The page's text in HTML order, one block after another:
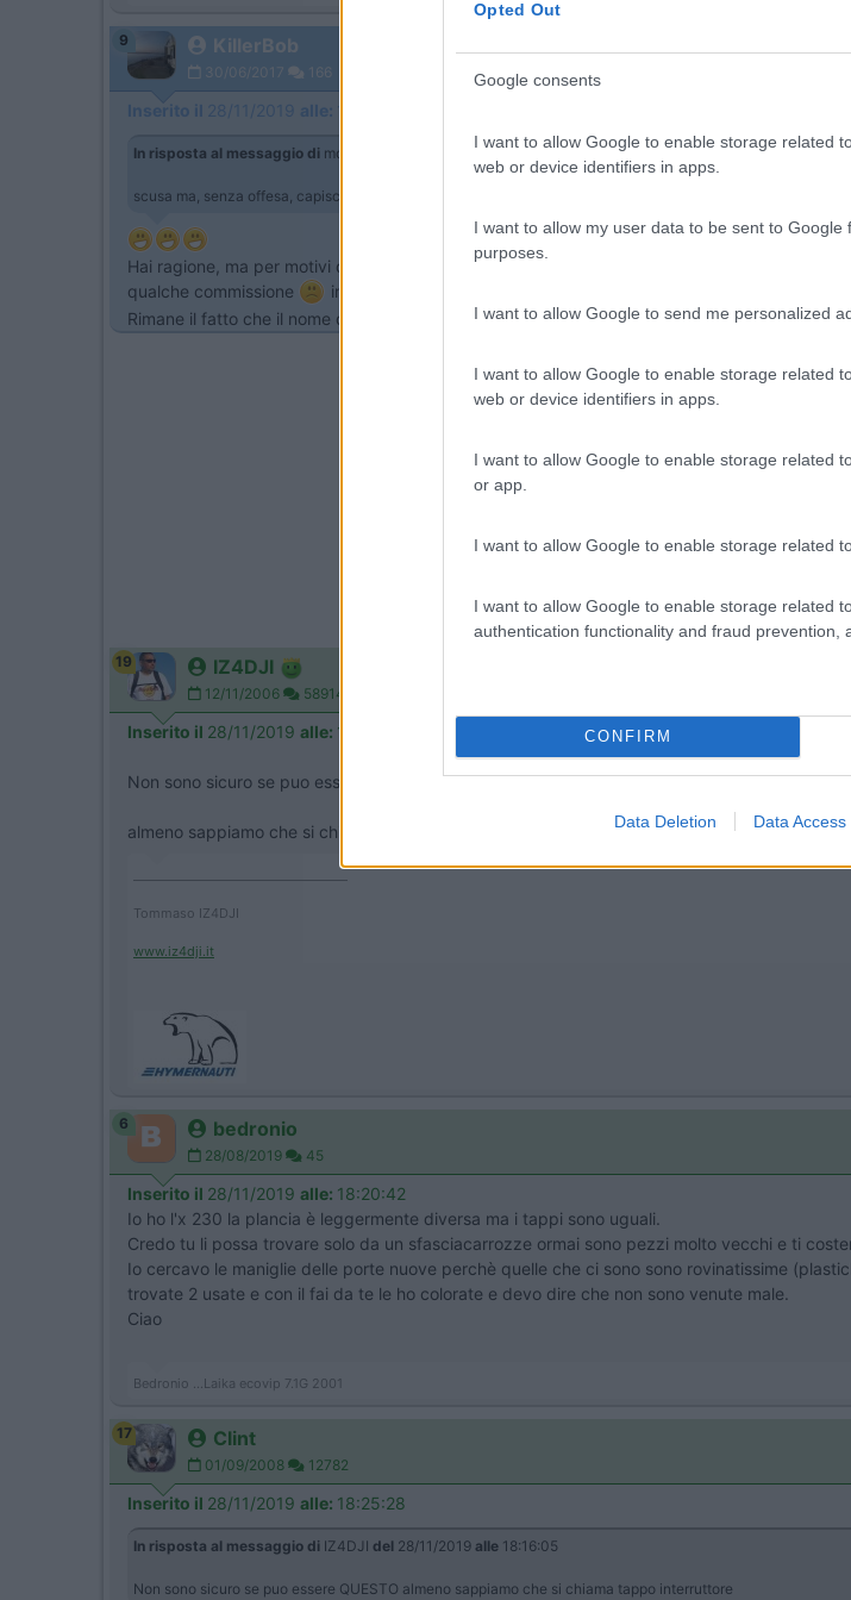
Opted Out
Google consents
I want to allow Google to enable storage related
web or device identifiers in apps.
I want to allow my user data to be sent to Google
purposes.
I want to allow Google to send me personalized
I want to allow Google to enable storage related
web or device identifiers in apps.
I want to allow Google to enable storage related
or app.
I want to allow Google to enable storage related
I want to allow Google to enable storage related
authentication functionality and fraud prevention,
CONFIRM
Data Deletion Data Access
9 KillerBob
30/06/2017 166
Inserito il 28/11/2019 alle:
In risposta al messaggio di morodirho 28/11/2019alle 16:05:40
scusa ma, senza offesa, capisco se te ne servissero un centinaio , ma per un solo tappo cosa serve
Hai ragione, ma per motivi di lavoro e distanza con officine o negozi mi è molto scomodo
qualche commissione
in questo caso non è neanche una roba urgente.
Rimane il fatto che il nome di quell'oggetto è un mistero irrisolto.
19 IZ4DJI
12/11/2006 58914
Inserito il 28/11/2019 alle: 18:16:05
Non sono sicuro se puo essere
almeno sappiamo che si chiama "tappo interruttore"
Tommaso IZ4DJI
www.iz4dji.it
6 bedronio
28/08/2019 45
Inserito il 28/11/2019 alle: 18:20:42
Io ho l'x 230 la plancia è leggermente diversa ma i tappi sono uguali.
Credo tu li possa trovare solo da un sfasciacarrozze ormai sono pezzi molto vecchi e ti
Io cercavo le maniglie delle porte nuove perchè quelle che ci sono sono rovinatissime
trovate 2 usate e con il fai da te le ho colorate e devo dire che non sono venute male.
Ciao
Bedronio ...Laika ecovip 7.1G 2001
17 Clint
01/09/2008 12782
Inserito il 28/11/2019 alle: 18:25:28
In risposta al messaggio di IZ4DJI del 28/11/2019 alle 18:16:05
Non sono sicuro se puo essere QUESTO almeno sappiamo che si chiama tappo interruttore